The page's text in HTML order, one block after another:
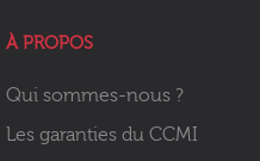
À PROPOS
Qui sommes-nous ?
Les garanties du CCMI